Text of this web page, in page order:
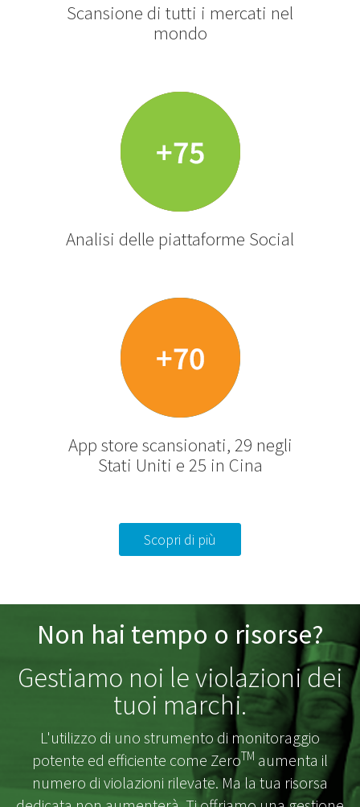
Scansione di tutti i mercati nel
mondo
Analisi delle piattaforme Social
App store scansionati, 29 negli
Stati Uniti e 25 in Cina
Scopri di più
Non hai tempo o risorse?
Gestiamo noi le violazioni dei
tuoi marchi.
L'utilizzo di uno strumento di monitoraggio
potente ed efficiente come ZeroTM aumenta il
numero di violazioni rilevate. Ma la tua risorsa